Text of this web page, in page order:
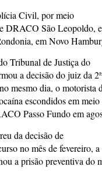
Civil, por meio
DRACO São Leopoldo,
em Novo
Tribunal de Justiça do
a decisão do juiz da
mesmo dia, o motorista
escondidos em
Passo Fundo em
da decisão de
no mês de fevereiro,
a prisão preventiva do